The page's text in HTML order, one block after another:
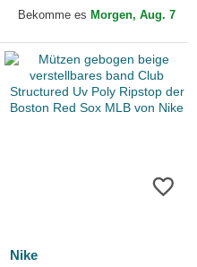
MLB von New Era
Bekomme es Morgen, Aug. 7
Nike